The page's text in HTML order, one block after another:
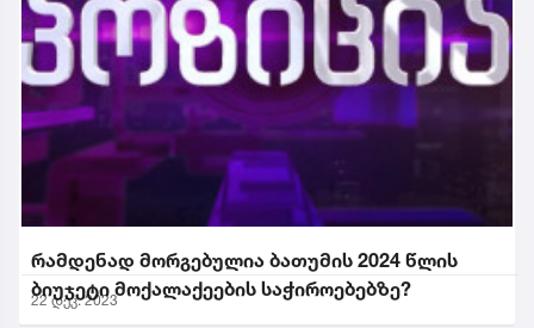
რამდენად მორგებულია ბათუმის 2024 წლის
ბიუჯეტი მოქალაქეების საჭიროებებზე?
22 დეკ. 2023